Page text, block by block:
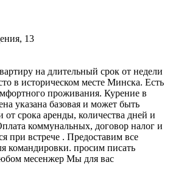
13
на длительный срок от недели
в историческом месте Минска. Есть
проживания. Курение в
указана базовая и может быть
от срока аренды, количества дней и
коммунальных, договор налог и
при встрече . Предоставим все
командировки. просим писать
месенжер Мы для вас